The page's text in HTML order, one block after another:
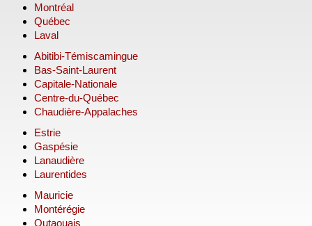
Montréal
Québec
Laval
Abitibi-Témiscamingue
Bas-Saint-Laurent
Capitale-Nationale
Centre-du-Québec
Chaudière-Appalaches
Estrie
Gaspésie
Lanaudière
Laurentides
Mauricie
Montérégie
Outaouais